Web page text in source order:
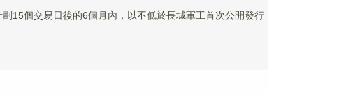
15個交易日後的6個月內，以不低於長城軍工首次公開發行